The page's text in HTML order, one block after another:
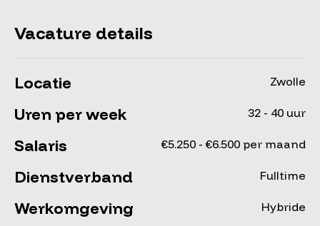
Vacature details
Locatie Zwolle
Uren per week 32 - 40 uur
Salaris €5.250 - €6.500 per maand
Dienstverband Fulltime
Werkomgeving Hybride